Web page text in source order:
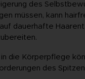
des
müssen, kann
dauerhafte
die Körperpflege
des